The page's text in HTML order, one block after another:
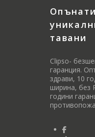
тавани
Clipso-
гаранция.
здрави, 10
ширина, без
години